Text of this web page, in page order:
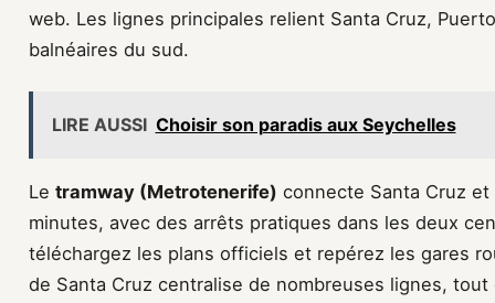
web. Les lignes principales relient Santa Cruz,
balnéaires du sud.
LIRE AUSSI Choisir son paradis aux Seychelles
Le tramway (Metrotenerife) connecte Santa Cruz
minutes, avec des arrêts pratiques dans les deux
téléchargez les plans officiels et repérez les gares
de Santa Cruz centralise de nombreuses lignes,